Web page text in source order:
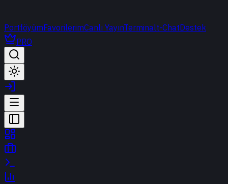
PortföyümFavorilerimCanlı YayınTerminalt-ChatDestek
PRO